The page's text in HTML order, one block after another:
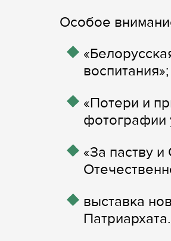
Особое
воспитания»;
«Потери и
фотографии
«За паству
выставка
Патриархата.